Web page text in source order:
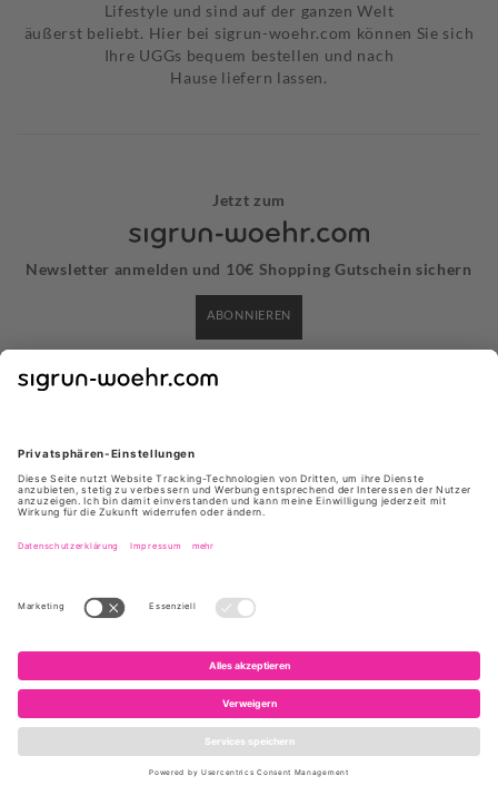
Lifestyle und sind auf der ganzen Welt
äußerst beliebt. Hier bei sigrun-woehr.com können Sie sich
Ihre UGGs bequem bestellen und nach
Hause liefern lassen.
Jetzt zum
Newsletter anmelden und 10€ Shopping Gutschein sichern
ABONNIEREN
Versand & Lieferung
Widerrufsrecht
Vertrag widerrufen
Datenschutz
AGB